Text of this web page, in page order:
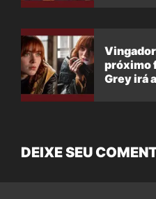
próximo
Grey irá
DEIXE SEU